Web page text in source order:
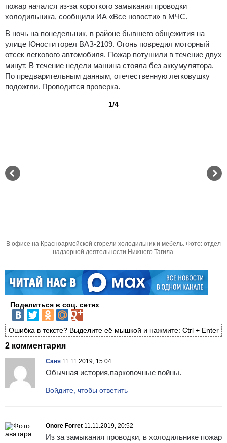
пожар начался из-за короткого замыкания проводки
холодильника, сообщили ИА «Все новости» в МЧС.
В ночь на понедельник, в районе бывшего общежития на
улице Юности горел ВАЗ-2109. Огонь повредил моторный
отсек легкового автомобиля. Пожар потушили в течение двух
минут. В течение недели машина стояла без аккумулятора.
По предварительным данным, отечественную легковушку
подожгли. Проводится проверка.
1/4
В офисе на Красноармейской сгорели холодильник и мебель. Фото: отдел
надзорной деятельности Нижнего Тагила
Поделиться в соц. сетях
Ошибка в тексте? Выделите её мышкой и нажмите: Ctrl + Enter
2 комментария
Саня 11.11.2019, 15:04
Обычная история,парковочные войны.
Войдите, чтобы ответить
Onore Forret 11.11.2019, 20:52
Из за замыкания проводки, в холодильнике пожар